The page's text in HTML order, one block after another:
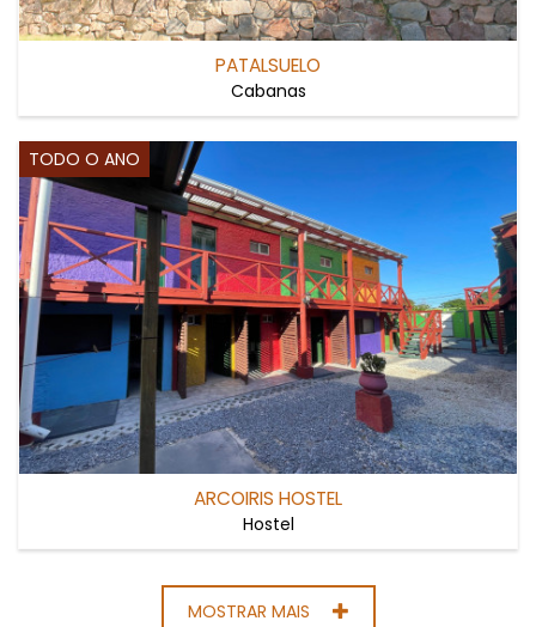
PATALSUELO
Cabanas
TODO O ANO
ARCOIRIS HOSTEL
Hostel
MOSTRAR MAIS